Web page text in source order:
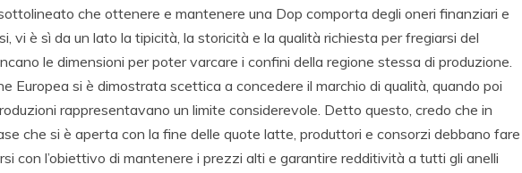
che ottenere e mantenere una Dop comporta degli oneri finanziari e
vi è sì da un lato la tipicità, la storicità e la qualità richiesta per fregiarsi del
le dimensioni per poter varcare i confini della regione stessa di produzione.
Europea si è dimostrata scettica a concedere il marchio di qualità, quando poi
rappresentavano un limite considerevole. Detto questo, credo che in
che si è aperta con la fine delle quote latte, produttori e consorzi debbano fare
con l’obiettivo di mantenere i prezzi alti e garantire redditività a tutti gli anelli